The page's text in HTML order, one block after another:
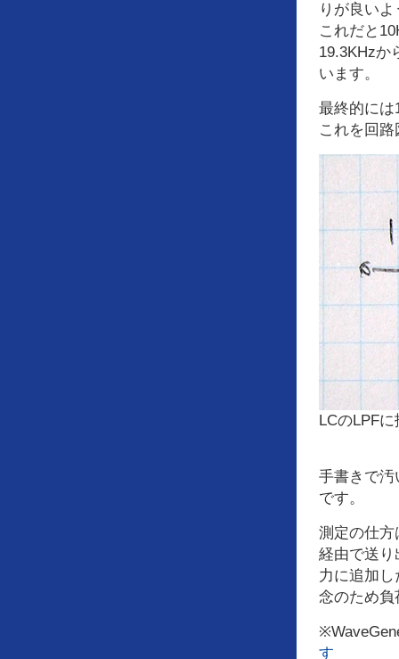
りが良い
これだと
19.3KHzか
います。
最終的に
これを回
LCのLPF
手書きで
です。
測定の仕方
経由で送り
力に追加
念のため
す